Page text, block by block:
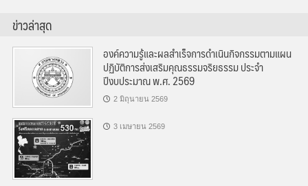
ข่าวล่าสุด
องค์ความรู้และผลสำเร็จการดำเนินกิจกรรมตามแผน
ปฏิบัติการส่งเสริมคุณธรรมจริยธรรม ประจำ
ปีงบประมาณ พ.ศ. 2569
2 มิถุนายน 2569
3 เมษายน 2569